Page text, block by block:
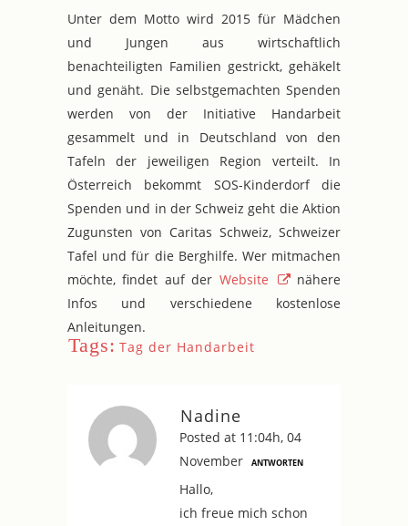
Unter dem Motto wird 2015 für Mädchen
und Jungen aus wirtschaftlich
benachteiligten Familien gestrickt, gehäkelt
und genäht. Die selbstgemachten Spenden
werden von der Initiative Handarbeit
gesammelt und in Deutschland von den
Tafeln der jeweiligen Region verteilt. In
Österreich bekommt SOS-Kinderdorf die
Spenden und in der Schweiz geht die Aktion
Zugunsten von Caritas Schweiz, Schweizer
Tafel und für die Berghilfe. Wer mitmachen
möchte, findet auf der Website
nähere
Infos und verschiedene kostenlose
Anleitungen.
Tags: Tag der Handarbeit
Nadine
Posted at 11:04h, 04
November
ANTWORTEN
Hallo,
ich freue mich schon